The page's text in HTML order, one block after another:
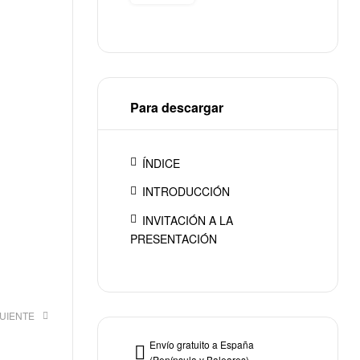
Para descargar
ÍNDICE
INTRODUCCIÓN
INVITACIÓN A LA
PRESENTACIÓN
Envío gratuito a España